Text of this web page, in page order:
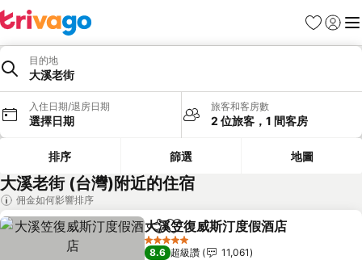
我的最愛
登入 選
目的地
大溪老街
入住日期/退房日期
選擇日期
旅客和客房數
2 位旅客，1 間客房
排序 篩選 地圖
大溪老街 (台灣)附近的住宿
佣金如何影響排序
分享 加入我的最愛
大溪笠復威斯汀度假酒店
5 星級
8.6 超級讚
11,061